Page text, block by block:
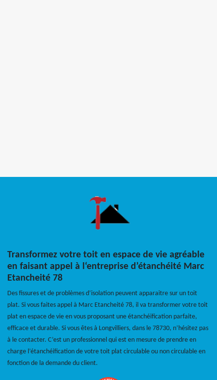
Transformez votre toit en espace de vie agréable
en faisant appel à l‘entreprise d’étanchéité Marc
Etancheité 78
Des fissures et de problèmes d’isolation peuvent apparaitre sur un toit
plat. Si vous faites appel à Marc Etancheité 78, il va transformer votre toit
plat en espace de vie en vous proposant une étanchéification parfaite,
efficace et durable. Si vous êtes à Longvilliers, dans le 78730, n’hésitez pas
à le contacter. C’est un professionnel qui est en mesure de prendre en
charge l’étanchéification de votre toit plat circulable ou non circulable en
fonction de la demande du client.